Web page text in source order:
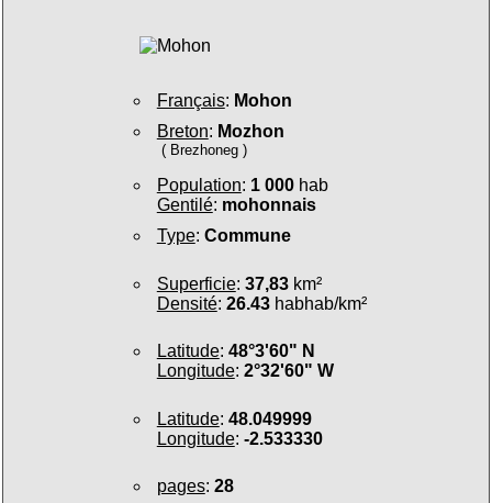
Français: Mohon
Breton: Mozhon
( Brezhoneg )
Population: 1 000hab
Gentilé: mohonnais
Type: Commune
Superficie: 37,83km²
Densité: 26.43habhab/km²
Latitude: 48°3'60" N
Longitude: 2°32'60" W
Latitude: 48.049999
Longitude: -2.533330
pages: 28